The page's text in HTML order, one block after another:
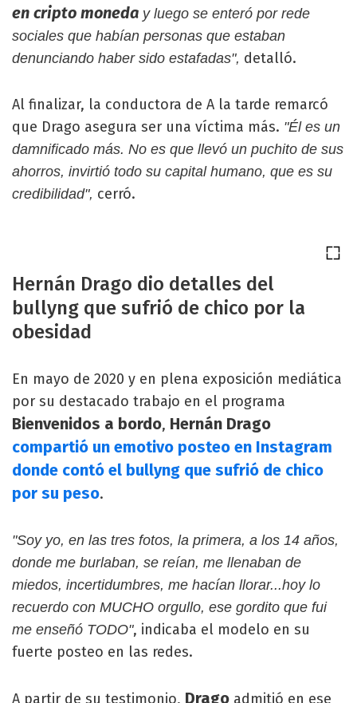
en cripto moneda y luego se enteró por rede
sociales que habían personas que estaban
denunciando haber sido estafadas", detalló.
Al finalizar, la conductora de A la tarde remarcó
que Drago asegura ser una víctima más. "Él es un
damnificado más. No es que llevó un puchito de sus
ahorros, invirtió todo su capital humano, que es su
credibilidad", cerró.
Hernán Drago dio detalles del
bullyng que sufrió de chico por la
obesidad
En mayo de 2020 y en plena exposición mediática
por su destacado trabajo en el programa
Bienvenidos a bordo, Hernán Drago
compartió un emotivo posteo en Instagram
donde contó el bullyng que sufrió de chico
por su peso.
"Soy yo, en las tres fotos, la primera, a los 14 años,
donde me burlaban, se reían, me llenaban de
miedos, incertidumbres, me hacían llorar...hoy lo
recuerdo con MUCHO orgullo, ese gordito que fui
me enseñó TODO", indicaba el modelo en su
fuerte posteo en las redes.
A partir de su testimonio, Drago admitió en ese